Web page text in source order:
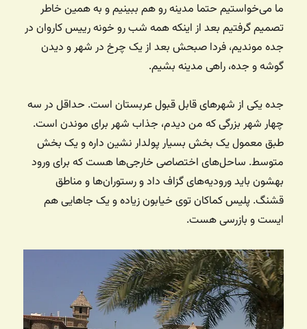
ما می‌خواستیم حتما مدینه رو هم ببینیم و به همین خاطر
تصمیم گرفتیم بعد از اینکه همه شب رو خونه رییس کاروان در
جده موندیم، فردا صبحش بعد از یک چرخ در شهر و دیدن
گوشه و جده، راهی مدینه بشیم.
جده یکی از شهرهای قابل قبول عربستان است. حداقل در سه
چهار شهر بزرگی که من دیدم، جذاب شهر برای موندن است.
طبق معمول یک بخش بسیار پولدار نشین داره و یک بخش
متوسط. ساحل‌های اختصاصی خارجی‌ها هست که برای ورود
بهشون باید ورودیه‌های گزاف داد و رستوران‌ها و مناطق
قشنگ. پلیس کماکان توی خیابون زیاده و یک جاهایی هم
ایست و بازرسی هست.